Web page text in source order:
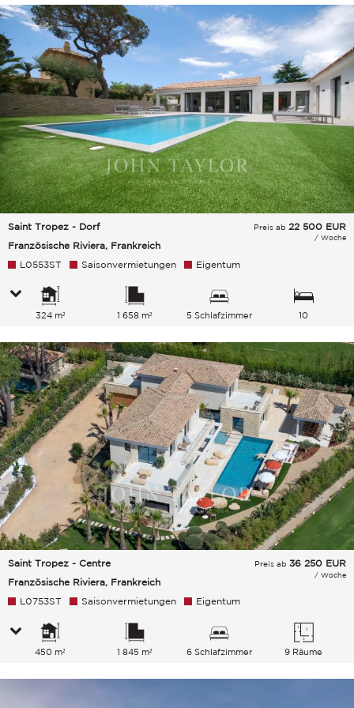
Saint Tropez - Dorf
Französische Riviera, Frankreich
Preis ab 22 500 EUR
/ Woche
L0553ST Saisonvermietungen Eigentum
324 m² 1 658 m² 5 Schlafzimmer
10
Saint Tropez - Centre
Französische Riviera, Frankreich
Preis ab 36 250 EUR
/ Woche
L0753ST Saisonvermietungen Eigentum
450 m² 1 845 m² 6 Schlafzimmer 9 Räume